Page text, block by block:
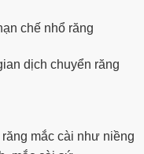
chế nhổ răng
dịch chuyển răng
mắc cài như niềng